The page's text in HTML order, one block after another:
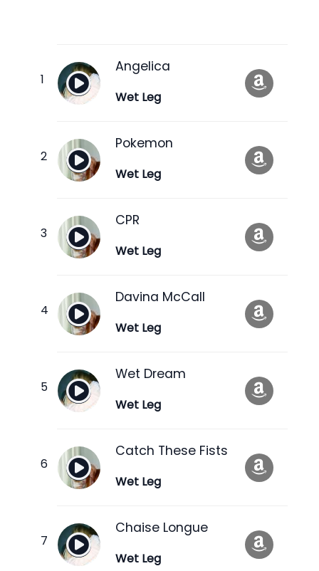
Angelica
Wet Leg
Pokemon
Wet Leg
CPR
Wet Leg
Davina McCall
Wet Leg
Wet Dream
Wet Leg
Catch These Fists
Wet Leg
Chaise Longue
Wet Leg